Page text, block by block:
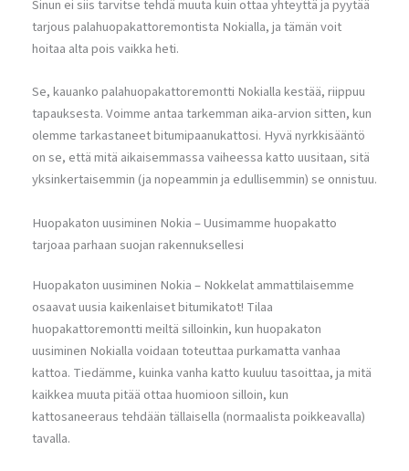
Sinun ei siis tarvitse tehdä muuta kuin ottaa yhteyttä ja pyytää
tarjous palahuopakattoremontista Nokialla, ja tämän voit
hoitaa alta pois vaikka heti.
Se, kauanko palahuopakattoremontti Nokialla kestää, riippuu
tapauksesta. Voimme antaa tarkemman aika-arvion sitten, kun
olemme tarkastaneet bitumipaanukattosi. Hyvä nyrkkisääntö
on se, että mitä aikaisemmassa vaiheessa katto uusitaan, sitä
yksinkertaisemmin (ja nopeammin ja edullisemmin) se onnistuu.
Huopakaton uusiminen Nokia – Uusimamme huopakatto
tarjoaa parhaan suojan rakennuksellesi
Huopakaton uusiminen Nokia – Nokkelat ammattilaisemme
osaavat uusia kaikenlaiset bitumikatot! Tilaa
huopakattoremontti meiltä silloinkin, kun huopakaton
uusiminen Nokialla voidaan toteuttaa purkamatta vanhaa
kattoa. Tiedämme, kuinka vanha katto kuuluu tasoittaa, ja mitä
kaikkea muuta pitää ottaa huomioon silloin, kun
kattosaneeraus tehdään tällaisella (normaalista poikkeavalla)
tavalla.